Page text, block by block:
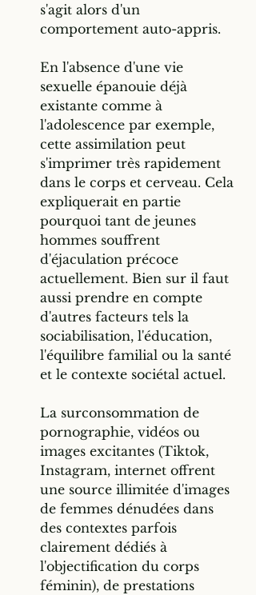
s'agit alors d'un
comportement auto-appris.
En l'absence d'une vie
sexuelle épanouie déjà
existante comme à
l'adolescence par exemple,
cette assimilation peut
s'imprimer très rapidement
dans le corps et cerveau. Cela
expliquerait en partie
pourquoi tant de jeunes
hommes souffrent
d'éjaculation précoce
actuellement. Bien sur il faut
aussi prendre en compte
d'autres facteurs tels la
sociabilisation, l'éducation,
l'équilibre familial ou la santé
et le contexte sociétal actuel.
La surconsommation de
pornographie, vidéos ou
images excitantes (Tiktok,
Instagram, internet offrent
une source illimitée d'images
de femmes dénudées dans
des contextes parfois
clairement dédiés à
l'objectification du corps
féminin), de prestations